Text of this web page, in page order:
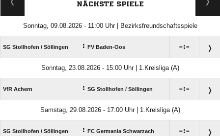
NÄCHSTE SPIELE
Sonntag, 09.08.2026 - 11:00 Uhr | Bezirksfreundschaftsspiele
SG Stollhofen /​ Söllingen : FV Baden-Oos :
Sonntag, 23.08.2026 - 15:00 Uhr | 1.Kreisliga (A)
VfR Achern : SG Stollhofen /​ Söllingen :
Samstag, 29.08.2026 - 17:00 Uhr | 1.Kreisliga (A)
SG Stollhofen /​ Söllingen : FC Germania Schwarzach :